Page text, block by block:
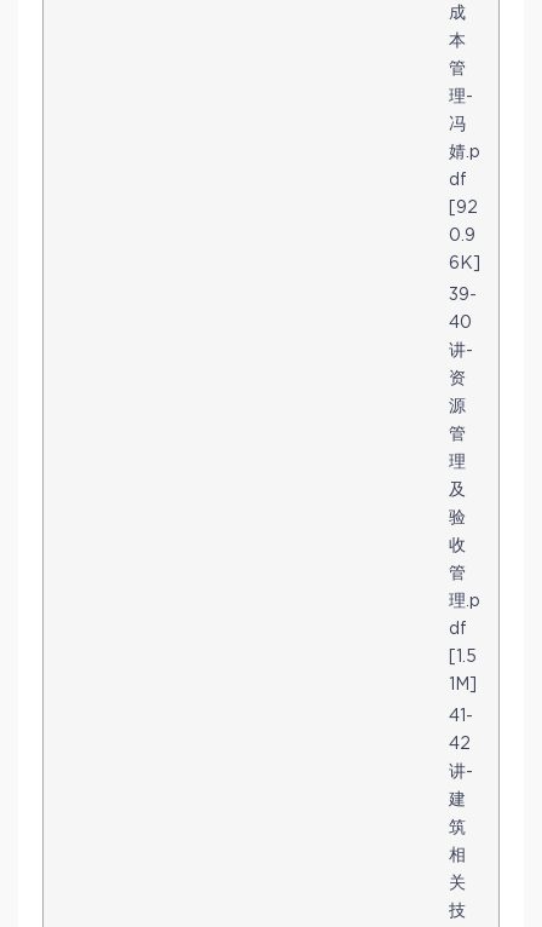
成
本
管
理-
冯
婧.p
df
[92
0.9
6K]
39-
40
讲-
资
源
管
理
及
验
收
管
理.p
df
[1.5
1M]
41-
42
讲-
建
筑
相
关
技